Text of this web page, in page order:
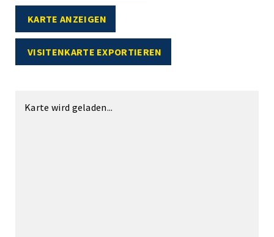
KARTE ANZEIGEN
VISITENKARTE EXPORTIEREN
Karte wird geladen...